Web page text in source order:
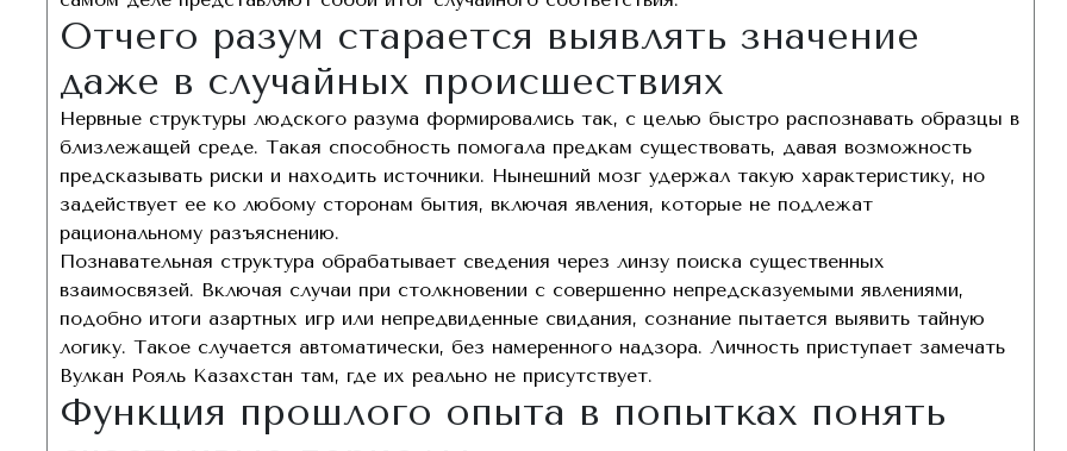
Отчего разум старается выявлять значение
даже в случайных происшествиях
Нервные структуры людского разума формировались так, с целью быстро распознавать образцы в
близлежащей среде. Такая способность помогала предкам существовать, давая возможность
предсказывать риски и находить источники. Нынешний мозг удержал такую характеристику, но
задействует ее ко любому сторонам бытия, включая явления, которые не подлежат
рациональному разъяснению.
Познавательная структура обрабатывает сведения через линзу поиска существенных
взаимосвязей. Включая случаи при столкновении с совершенно непредсказуемыми явлениями,
подобно итоги азартных игр или непредвиденные свидания, сознание пытается выявить тайную
логику. Такое случается автоматически, без намеренного надзора. Личность приступает замечать
Вулкан Рояль Казахстан там, где их реально не присутствует.
Функция прошлого опыта в попытках понять